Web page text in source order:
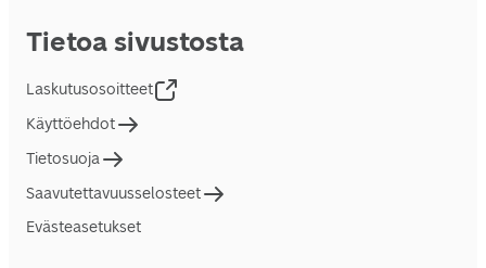
Tietoa sivustosta
Laskutusosoitteet
Käyttöehdot
Tietosuoja
Saavutettavuusselosteet
Evästeasetukset